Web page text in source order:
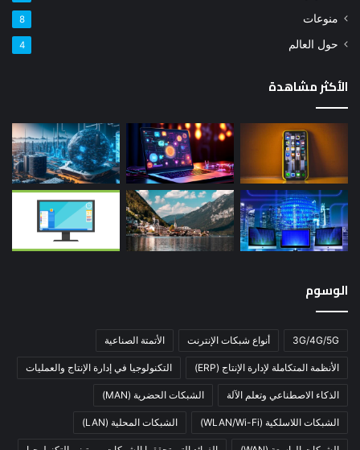
منوعات 8
حول العالم 4
الأكثر مشاهدة
الوسوم
3G/4G/5G أنواع شبكات الإنترنت الأتمتة الصناعية
الأنظمة المتكاملة لإدارة الإنتاج (ERP) التكنولوجيا في إدارة الإنتاج والعمليات
الذكاء الاصطناعي وتعلم الآلة الشبكات الحضرية (MAN)
الشبكات اللاسلكية (WLAN/Wi-Fi) الشبكات المحلية (LAN)